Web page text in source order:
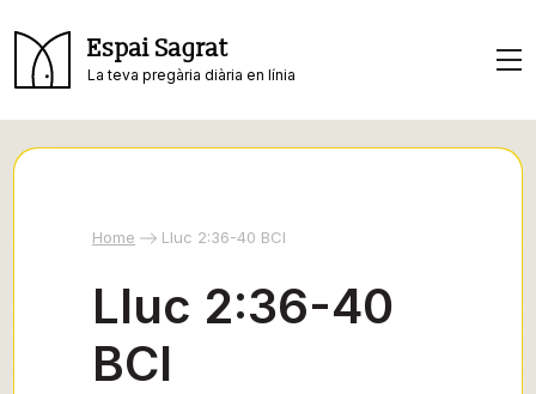
Espai Sagrat
La teva pregària diària en línia
Home Lluc 2:36-40 BCI
Lluc 2:36-40
BCI